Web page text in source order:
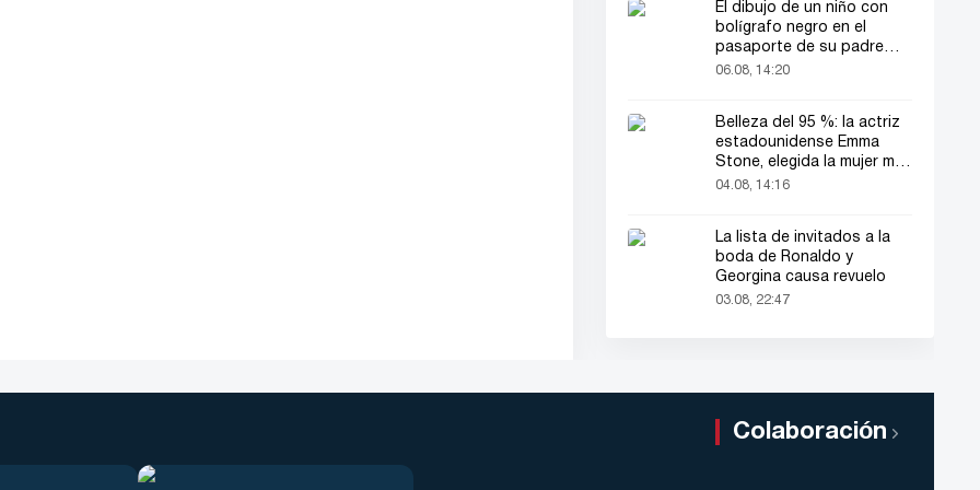
El dibujo de un niño con
bolígrafo negro en el
pasaporte de su padre
llamó la atención de todos
06.08, 14:20
Belleza del 95 %: la actriz
estadounidense Emma
Stone, elegida la mujer más
bella del mundo
04.08, 14:16
La lista de invitados a la
boda de Ronaldo y
Georgina causa revuelo
03.08, 22:47
Colaboración